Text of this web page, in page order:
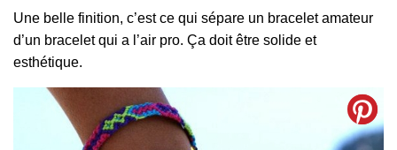
Une belle finition, c’est ce qui sépare un bracelet amateur
d’un bracelet qui a l’air pro. Ça doit être solide et
esthétique.